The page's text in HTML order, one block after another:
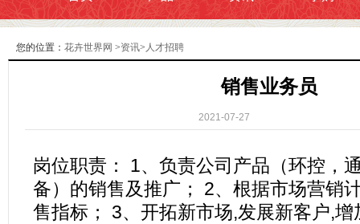
您的位置： 花卉世界网 >资讯> 人才招聘
销售业务员
2021-07-27
岗位职责： 1、负责公司产品（环控，
备）的销售及推广； 2、根据市场营销
售指标； 3、开拓新市场,发展新客户,